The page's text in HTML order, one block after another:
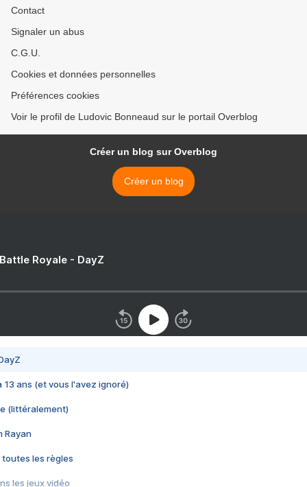
Contact
Signaler un abus
C.G.U.
Cookies et données personnelles
Préférences cookies
Voir le profil de Ludovic Bonneaud sur le portail Overblog
Créer un blog sur Overblog
Créer un blog
Royale - DayZ
13 ans (et vous l'avez ignoré)
(littéralement)
Rayan
toutes les règles
les jeux vidéo